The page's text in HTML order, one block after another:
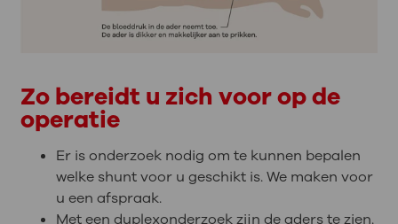
Zo bereidt u zich voor op de
operatie
Er is onderzoek nodig om te kunnen bepalen
welke shunt voor u geschikt is. We maken voor
u een afspraak.
Met een duplexonderzoek zijn de aders te zien.